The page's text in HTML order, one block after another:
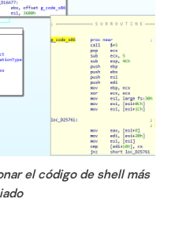
el código de shell más